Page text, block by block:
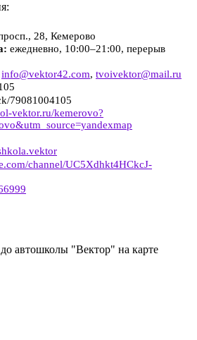
28, Кемерово
ежедневно, 10:00–21:00, перерыв
info@vektor42.com, tvoivektor@mail.ru
79081004105
vektor.ru/kemerovo?
channel/UC5Xdhkt4HCkcJ-
до автошколы "Вектор" на карте